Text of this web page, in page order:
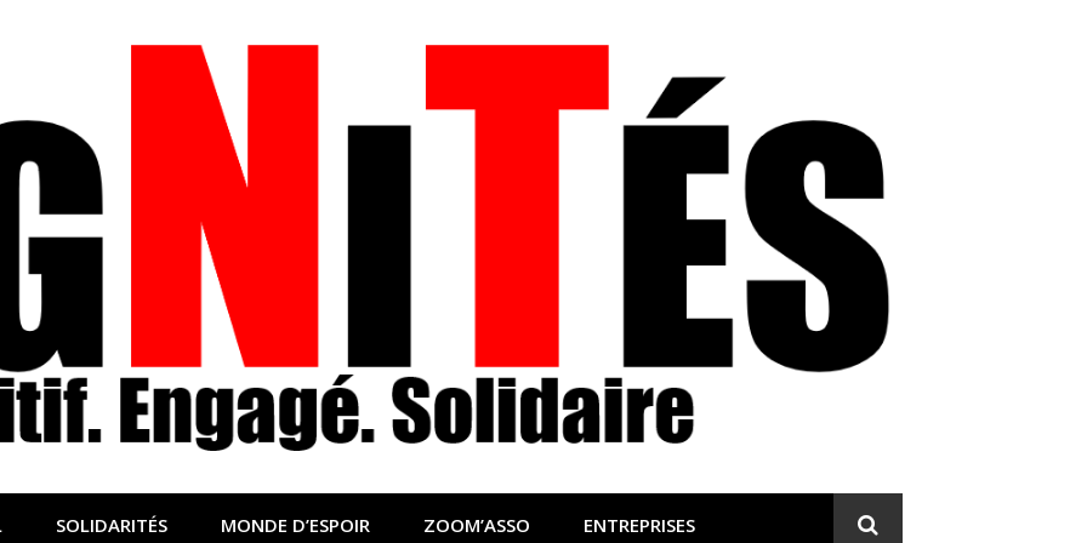
sociale, solidaire et engagée
SOLIDARITÉS MONDE D’ESPOIR ZOOM’ASSO ENTREPRISES